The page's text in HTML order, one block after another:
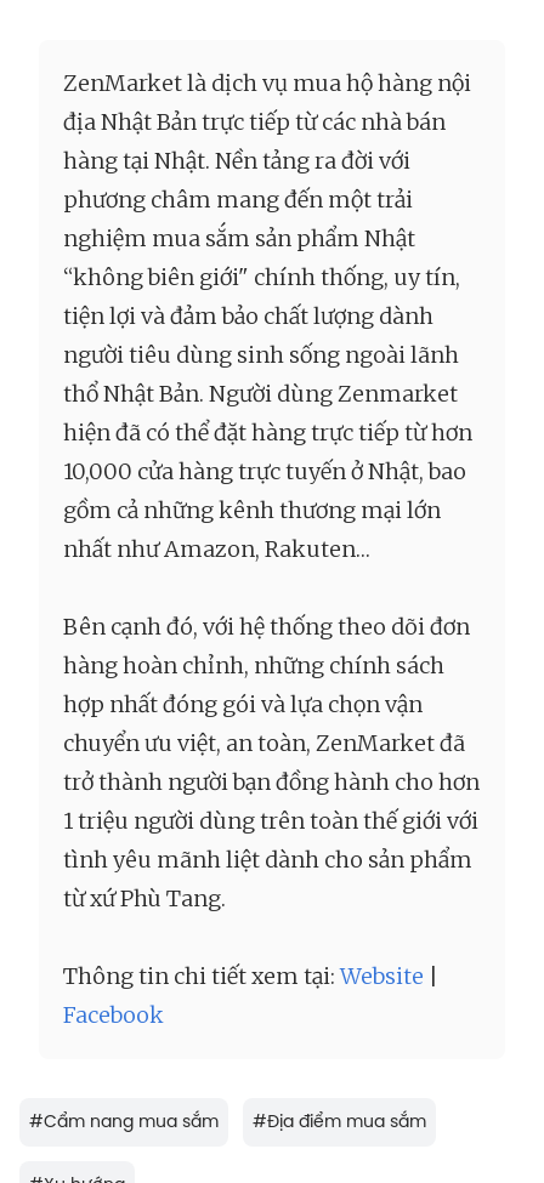
ZenMarket là dịch vụ mua hộ hàng nội
địa Nhật Bản trực tiếp từ các nhà bán
hàng tại Nhật. Nền tảng ra đời với
phương châm mang đến một trải
nghiệm mua sắm sản phẩm Nhật
“không biên giới" chính thống, uy tín,
tiện lợi và đảm bảo chất lượng dành
người tiêu dùng sinh sống ngoài lãnh
thổ Nhật Bản. Người dùng Zenmarket
hiện đã có thể đặt hàng trực tiếp từ hơn
10,000 cửa hàng trực tuyến ở Nhật, bao
gồm cả những kênh thương mại lớn
nhất như Amazon, Rakuten…
Bên cạnh đó, với hệ thống theo dõi đơn
hàng hoàn chỉnh, những chính sách
hợp nhất đóng gói và lựa chọn vận
chuyển ưu việt, an toàn, ZenMarket đã
trở thành người bạn đồng hành cho hơn
1 triệu người dùng trên toàn thế giới với
tình yêu mãnh liệt dành cho sản phẩm
từ xứ Phù Tang.
Thông tin chi tiết xem tại:Website
Facebook
#Cẩm nang mua sắm #Địa điểm mua sắm